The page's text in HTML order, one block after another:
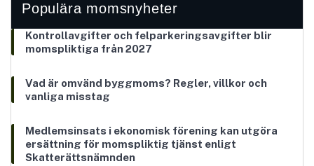
Populära momsnyheter
Kontrollavgifter och felparkeringsavgifter blir
momspliktiga från 2027
Vad är omvänd byggmoms? Regler, villkor och
vanliga misstag
Medlemsinsats i ekonomisk förening kan utgöra
ersättning för momspliktig tjänst enligt
Skatterättsnämnden